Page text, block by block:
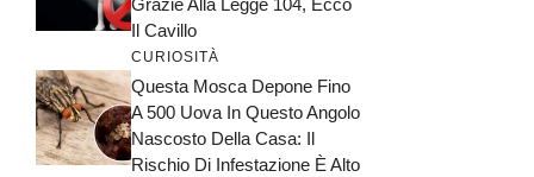
Grazie Alla Legge 104, Ecco
Il Cavillo
CURIOSITÀ
Questa Mosca Depone Fino
A 500 Uova In Questo Angolo
Nascosto Della Casa: Il
Rischio Di Infestazione È Alto